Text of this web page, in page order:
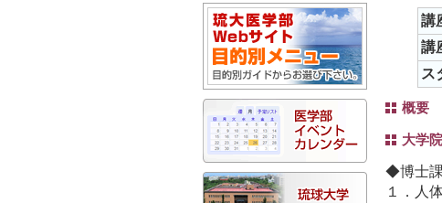
講
講
ス
概要
大学
◆博士
１．人